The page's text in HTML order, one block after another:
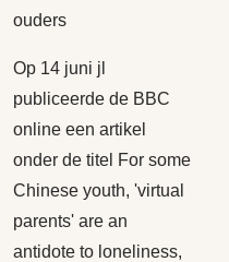
ouders
Op 14 juni jl
publiceerde de BBC
online een artikel
onder de titel For some
Chinese youth, 'virtual
parents' are an
antidote to loneliness,